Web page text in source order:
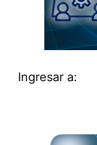
Ingresar a: